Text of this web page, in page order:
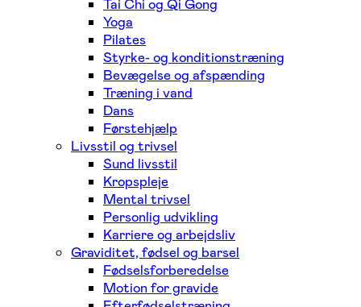
Tai Chi og Qi Gong
Yoga
Pilates
Styrke- og konditionstræning
Bevægelse og afspænding
Træning i vand
Dans
Førstehjælp
Livsstil og trivsel
Sund livsstil
Kropspleje
Mental trivsel
Personlig udvikling
Karriere og arbejdsliv
Graviditet, fødsel og barsel
Fødselsforberedelse
Motion for gravide